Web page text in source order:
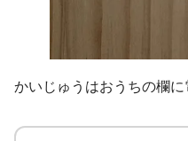
かいじゅうはおうちの欄に